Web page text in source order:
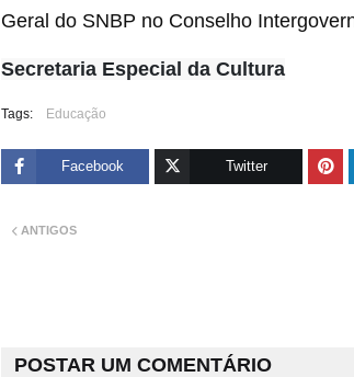
Geral do SNBP no Conselho
Secretaria Especial da Cultura
Tags: Educação
Facebook Twitter
ANTIGOS
POSTAR UM COMENTÁRIO